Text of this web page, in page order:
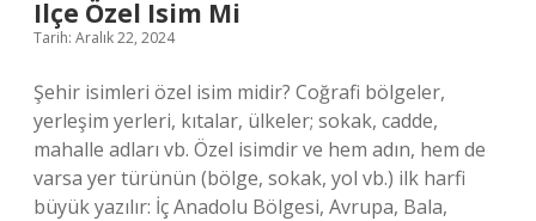
Ilçe Özel Isim Mi
Tarih: Aralık 22, 2024
Şehir isimleri özel isim midir? Coğrafi bölgeler,
yerleşim yerleri, kıtalar, ülkeler; sokak, cadde,
mahalle adları vb. Özel isimdir ve hem adın, hem de
varsa yer türünün (bölge, sokak, yol vb.) ilk harfi
büyük yazılır: İç Anadolu Bölgesi, Avrupa, Bala,